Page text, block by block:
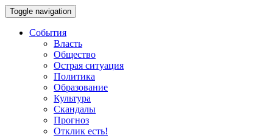
Toggle navigation
События
Власть
Общество
Острая ситуация
Политика
Образование
Культура
Скандалы
Прогноз
Отклик есть!